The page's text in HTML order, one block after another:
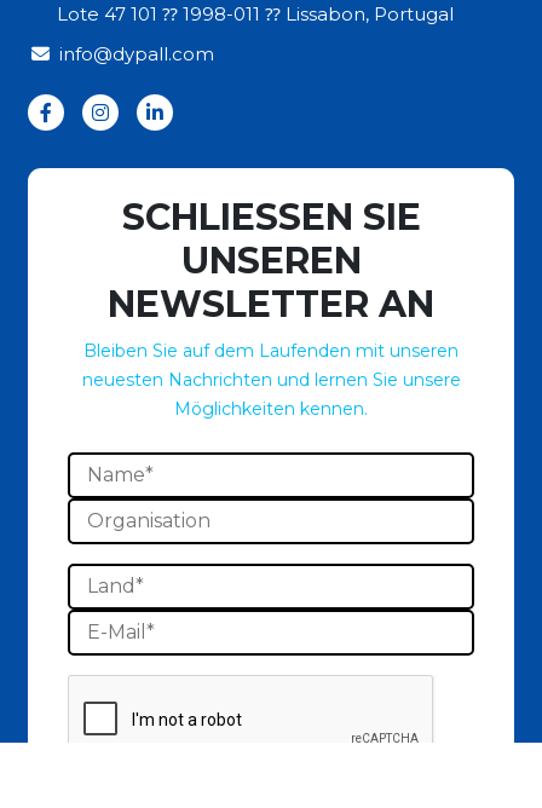
Lote 47 101 ⁇ 1998-011 ⁇ Lissabon, Portugal
info@dypall.com
SCHLIESSEN SIE
UNSEREN
NEWSLETTER AN
Bleiben Sie auf dem Laufenden mit unseren
neuesten Nachrichten und lernen Sie unsere
Möglichkeiten kennen.